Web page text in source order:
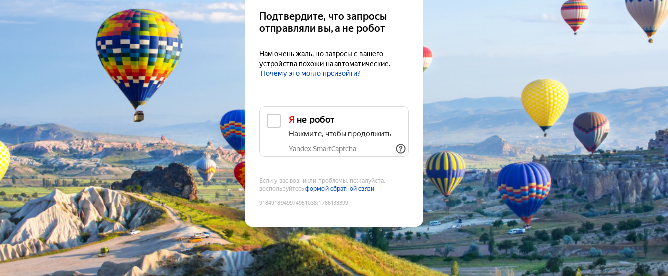
Подтвердите, что запросы
отправляли вы, а не робот
Нам очень жаль, но запросы с вашего
устройства похожи на автоматические.
Почему это могло произойти?
Я не робот
Нажмите, чтобы продолжить
Yandex SmartCaptcha
Если у вас возникли проблемы, пожалуйста,
воспользуйтесьформой обратной связи
9184918949974951038:1786133399